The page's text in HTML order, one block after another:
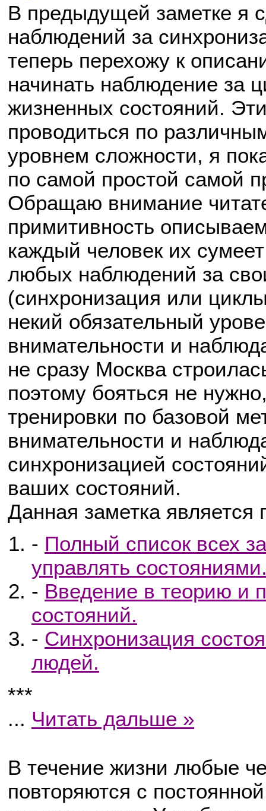
В предыдущей заметке я
наблюдений за
теперь перехожу к
начинать наблюдение за
жизненных состояний.
проводиться по
уровнем сложности, я
по самой простой самой
Обращаю внимание
примитивность
каждый человек их
любых наблюдений за
(синхронизация или
некий обязательный
внимательности и
не сразу Москва
поэтому бояться не
тренировки по базовой
внимательности и
синхронизацией
ваших состояний.
Данная заметка
- Полный список всех
управлять
- Введение в теорию и
состояний.
- Синхронизация
людей.
***
... Читать дальше »
В течение жизни любые
повторяются с